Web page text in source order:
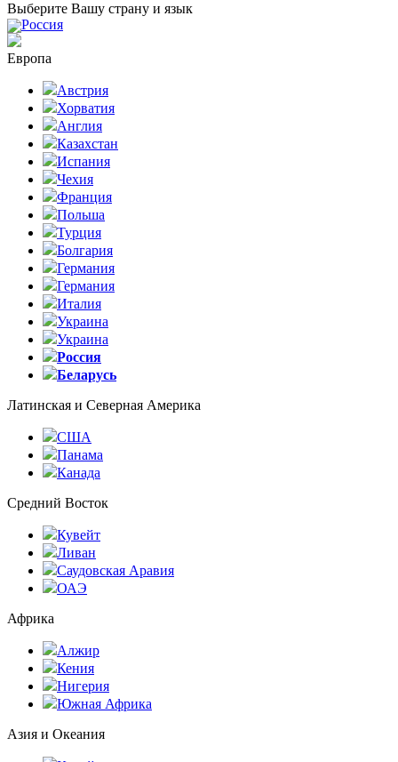
Выберите Вашу страну и язык
Россия
Европа
Австрия
Хорватия
Англия
Казахстан
Испания
Чехия
Франция
Польша
Турция
Болгария
Германия
Германия
Италия
Украина
Украина
Россия
Беларусь
Латинская и Северная Америка
США
Панама
Канада
Средний Восток
Кувейт
Ливан
Саудовская Аравия
ОАЭ
Африка
Алжир
Кения
Нигерия
Южная Африка
Азия и Океания